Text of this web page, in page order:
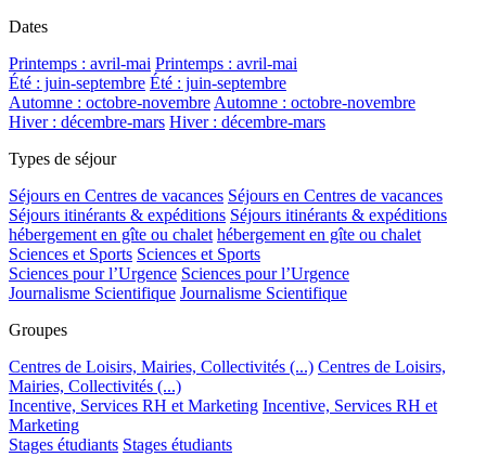
Dates
Printemps : avril-mai Printemps : avril-mai
Été : juin-septembre Été : juin-septembre
Automne : octobre-novembre Automne : octobre-novembre
Hiver : décembre-mars Hiver : décembre-mars
Types de séjour
Séjours en Centres de vacances Séjours en Centres de vacances
Séjours itinérants & expéditions Séjours itinérants & expéditions
hébergement en gîte ou chalet hébergement en gîte ou chalet
Sciences et Sports Sciences et Sports
Sciences pour l’Urgence Sciences pour l’Urgence
Journalisme Scientifique Journalisme Scientifique
Groupes
Centres de Loisirs, Mairies, Collectivités (...) Centres de Loisirs,
Mairies, Collectivités (...)
Incentive, Services RH et Marketing Incentive, Services RH et
Marketing
Stages étudiants Stages étudiants